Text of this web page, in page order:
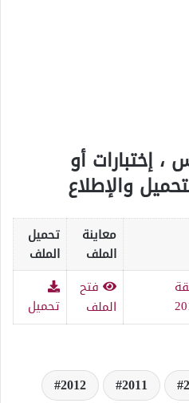
، إختبارات أو
والإطلاع
معاينة
الملف
تحميل
الملف
فتح
الملف
تحميل
2011
2012